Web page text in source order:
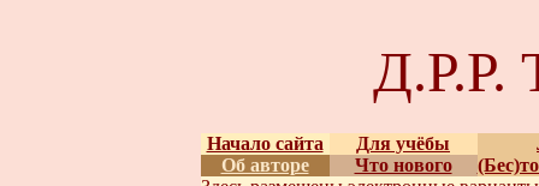
Начало сайта Для учёбы
Об авторе
Что нового